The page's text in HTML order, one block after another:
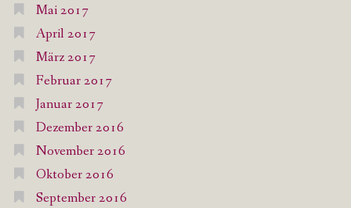
Mai 2017
April 2017
März 2017
Februar 2017
Januar 2017
Dezember 2016
November 2016
Oktober 2016
September 2016